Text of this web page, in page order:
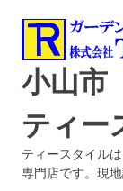
小山
ティー
ティースタイル
専門店です。現